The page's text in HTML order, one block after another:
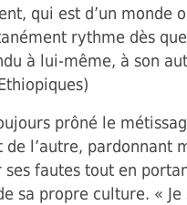
qui est d’un monde
rythme dès
à lui-même, à son
prôné le
de l’autre, pardonnant
ses fautes tout en
sa propre culture. « Je